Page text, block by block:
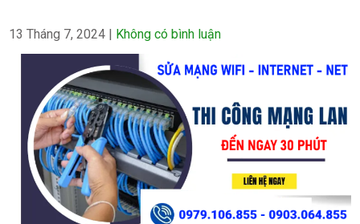
13 Tháng 7, 2024 | Không có bình luận